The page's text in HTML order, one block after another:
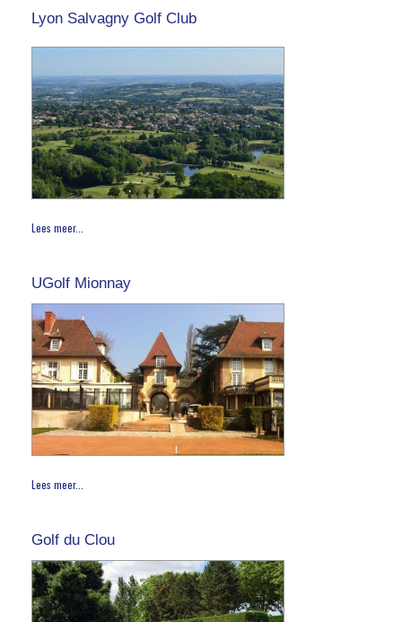
Lyon Salvagny Golf Club
Lees meer...
UGolf Mionnay
Lees meer...
Golf du Clou